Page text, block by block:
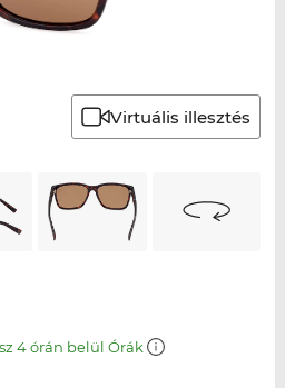
Virtuális illesztés
4 órán belül Órák